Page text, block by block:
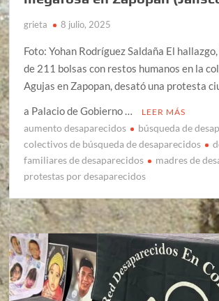
grieta 8 julio, 2025
Foto: Yohan Rodríguez Saldaña El
de 211 bolsas con restos humanos en la
Agujas en Zapopan, desató una protesta
a Palacio de Gobierno …
LEER MÁS
aumento desaparecidos
búsqueda de
colectivos de búsqueda de desaparecidos
familiares de desaparecidos
madres de
protestas por desaparecidos